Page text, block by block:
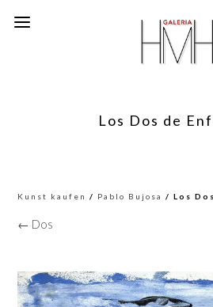
Los Dos de
Kunst kaufen / Pablo Bujosa / Los
← Dos